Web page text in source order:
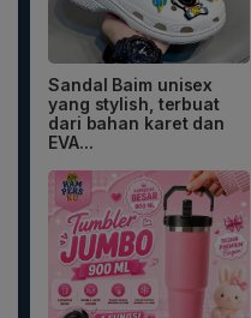
Sandal Baim unisex
yang stylish, terbuat
dari bahan karet dan
EVA...